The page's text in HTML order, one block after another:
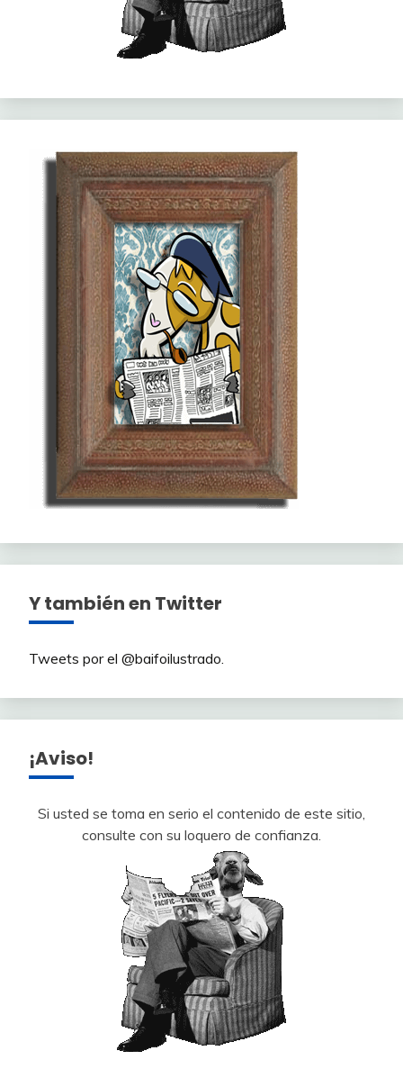
Y también en Twitter
Tweets por el @baifoilustrado.
¡Aviso!
Si usted se toma en serio el contenido de este sitio,
consulte con su loquero de confianza.